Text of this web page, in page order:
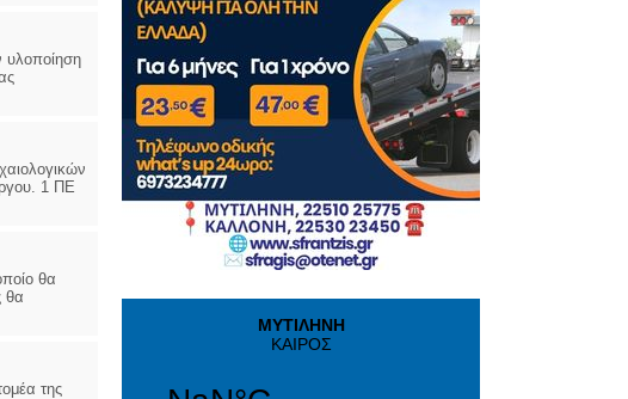
υλοποίηση
1 ΠΕ
θα
θα
της